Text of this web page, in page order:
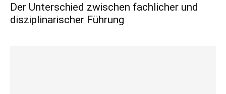
Der Unterschied zwischen fachlicher und
disziplinarischer Führung